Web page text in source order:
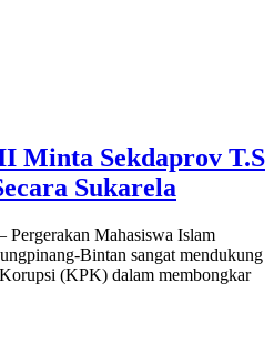
Minta Sekdaprov T.S
Sukarela
Mahasiswa Islam
Bintan sangat mendukung
(KPK) dalam membongkar